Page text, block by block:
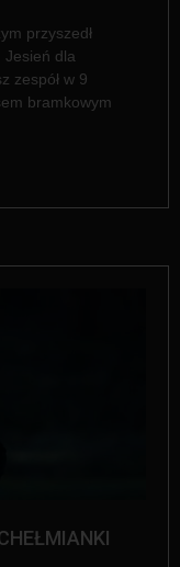
przyszedł
Jesień dla
zespół w 9
bramkowym